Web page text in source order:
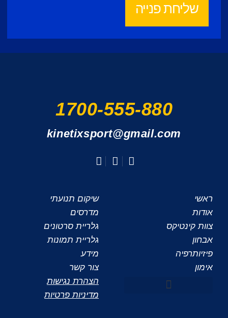
שליחת פנייה
1700-555-880
kinetixsport@gmail.com
ראשי
אודות
צוות קינטיקס
אבחון
פיזיותרפיה
אימון
שיקום תנועתי
מדרסים
גלריית סרטונים
גלריית תמונות
מידע
צור קשר
הצהרת נגישות
מדיניות פרטיות